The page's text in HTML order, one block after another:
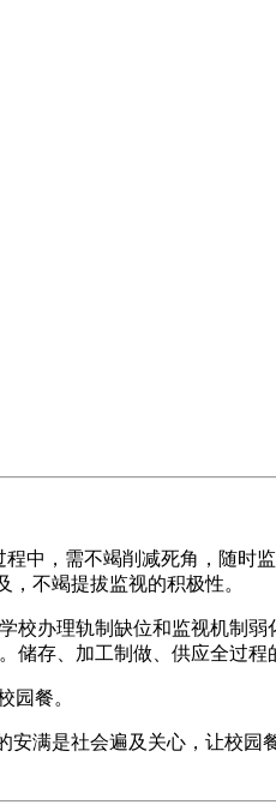
，需不竭削减死角，随时
不竭提拔监视的积极性。
办理轨制缺位和监视机制弱
存、加工制做、供应全过程
餐。
满是社会遍及关心，让校园